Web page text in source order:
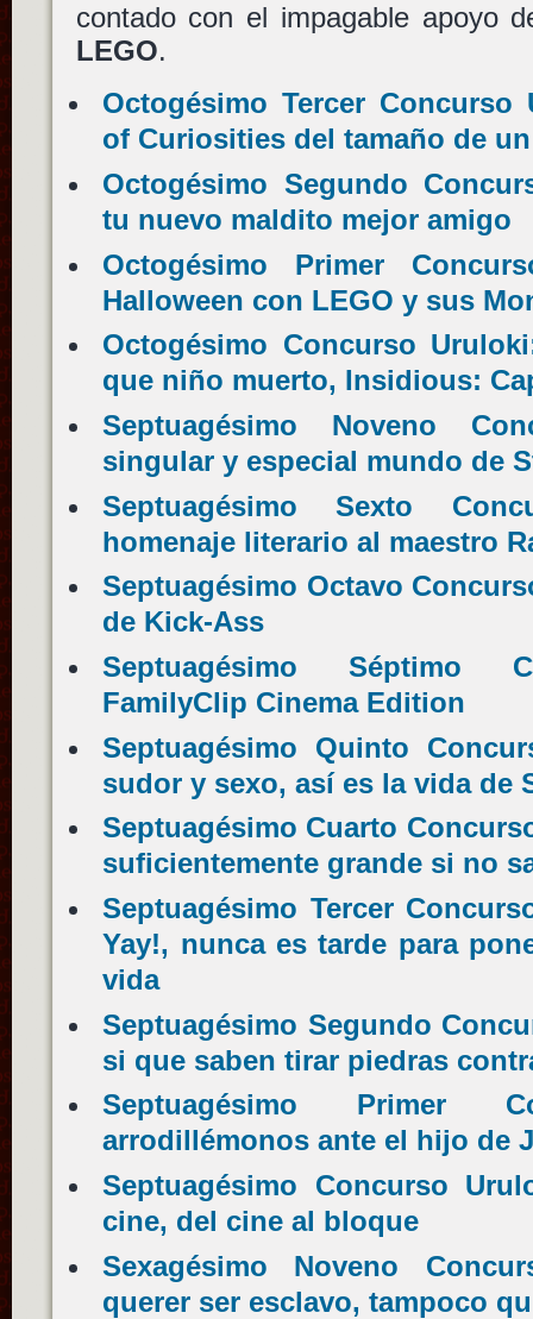
contado con el impagable apoyo
LEGO.
Octogésimo Tercer Concurso
of Curiosities del tamaño de
Octogésimo Segundo
tu nuevo maldito mejor amigo
Octogésimo Primer
Halloween con LEGO y sus
Octogésimo Concurso
que niño muerto, Insidious:
Septuagésimo Noveno
singular y especial mundo de
Septuagésimo Sexto
homenaje literario al maestro
Septuagésimo Octavo
de Kick-Ass
Septuagésimo Séptimo
FamilyClip Cinema Edition
Septuagésimo Quinto
sudor y sexo, así es la vida de
Septuagésimo Cuarto
suficientemente grande si no
Septuagésimo Tercer
Yay!, nunca es tarde para
vida
Septuagésimo Segundo
si que saben tirar piedras
Septuagésimo Primer
arrodillémonos ante el hijo de
Septuagésimo Concurso
cine, del cine al bloque
Sexagésimo Noveno
querer ser esclavo, tampoco